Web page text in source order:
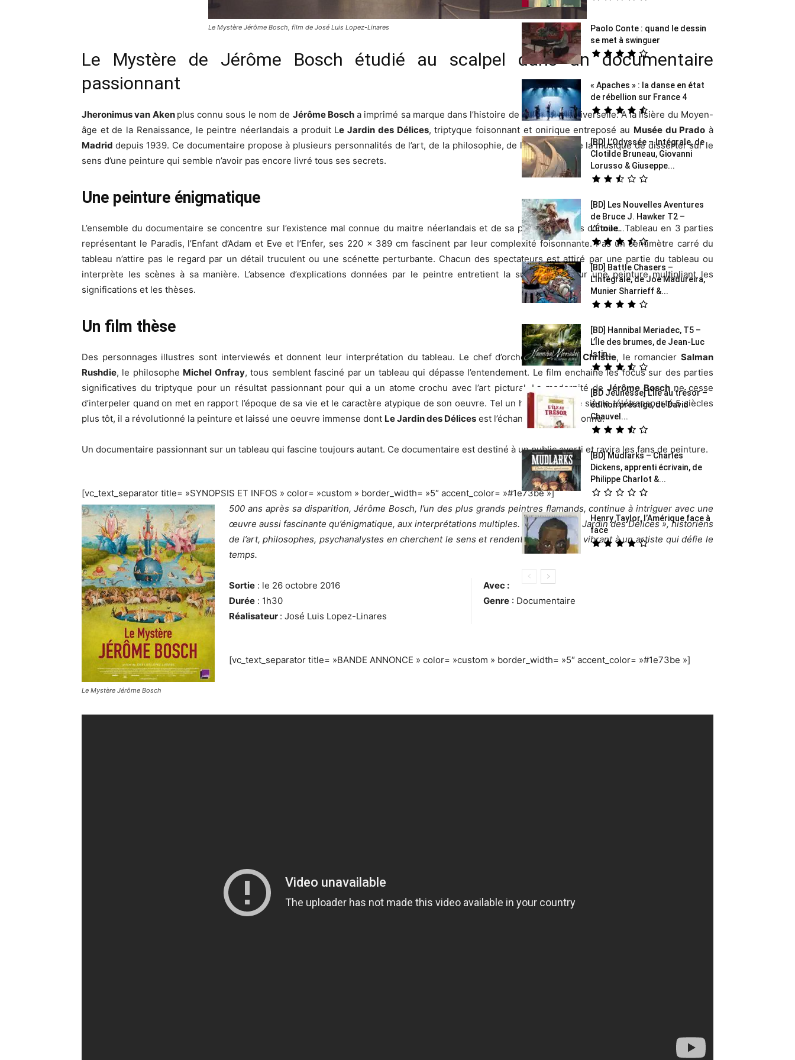
Le Mystère Jérôme Bosch, film de José Luis Lopez-Linares
Le Mystère de Jérôme Bosch étudié au scalpel dans un documentaire
passionnant
Jheronimus van Aken plus connu sous le nom de Jérôme Boscha imprimé sa marque dans l’histoire de la peinture universelle. A la lisière du Moyen-
âge et de la Renaissance, le peintre néerlandais a produit Le Jardin des Délices, triptyque foisonnant et onirique entreposé au Musée du Prado à
Madrid depuis 1939. Ce documentaire propose à plusieurs personnalités de l’art, de la philosophie, de l’histoire ou de la musique de disserter sur le
sens d’une peinture qui semble n’avoir pas encore livré tous ses secrets.
Une peinture énigmatique
L’ensemble du documentaire se concentre sur l’existence mal connue du maitre néerlandais et de sa peinture la plus connue. Tableau en 3 parties
représentant le Paradis, l’Enfant d’Adam et Eve et l’Enfer, ses 220 x 389 cm fascinent par leur complexité foisonnante. Pas un centimètre carré du
tableau n’attire pas le regard par un détail truculent ou une scénette perturbante. Chacun des spectateurs est attiré par une partie du tableau ou
interprète les scènes à sa manière. L’absence d’explications données par le peintre entretient la subjectivité pour une peinture multipliant les
significations et les thèses.
Un film thèse
Des personnages illustres sont interviewés et donnent leur interprétation du tableau. Le chef d’orchestreWilliam Christie, le romancierSalman
Rushdie, le philosophe Michel Onfray, tous semblent fasciné par un tableau qui dépasse l’entendement. Le film enchaine les focus sur des parties
significatives du triptyque pour un résultat passionnant pour qui a un atome crochu avec l’art pictural. La modernité deJérôme Boschne cesse
d’interpeler quand on met en rapport l’époque de sa vie et le caractère atypique de son oeuvre. Tel un homme du 20e siècle télétransporté 5 siècles
plus tôt, il a révolutionné la peinture et laissé une oeuvre immense dont Le Jardin des Délices est l’échantillon le plus connu.
Un documentaire passionnant sur un tableau qui fascine toujours autant. Ce documentaire est destiné à un public averti et ravira les fans de peinture.
[vc_text_separator title= »SYNOPSIS ET INFOS » color= »custom » border_width= »5″ accent_color= »#1e73be »]
Le Mystère Jérôme Bosch
500 ans après sa disparition, Jérôme Bosch, l’un des plus grands peintres flamands, continue à intriguer avec une
œuvre aussi fascinante qu’énigmatique, aux interprétations multiples. À travers « Le Jardin des Délices », historiens
de l’art, philosophes, psychanalystes en cherchent le sens et rendent un hommage vibrant à un artiste qui défie le
temps.
Sortie : le 26 octobre 2016
Durée : 1h30
Réalisateur : José Luis Lopez-Linares
Avec :
Genre: Documentaire
[vc_text_separator title= »BANDE ANNONCE » color= »custom » border_width= »5″ accent_color= »#1e73be »]
Paolo Conte : quand le dessin
se met à swinguer
« Apaches » : la danse en état
de rébellion sur France 4
[BD] L’Odyssée – Intégrale, de
Clotilde Bruneau, Giovanni
Lorusso & Giuseppe...
[BD] Les Nouvelles Aventures
de Bruce J. Hawker T2 –
L’Étoile...
[BD] Battle Chasers –
L’Intégrale, de Joe Madureira,
Munier Sharrieff &...
[BD] Hannibal Meriadec, T5 –
L’Île des brumes, de Jean-Luc
Istin...
[BD Jeunesse] L’Île au trésor –
édition prestige, de David
Chauvel...
[BD] Mudlarks – Charles
Dickens, apprenti écrivain, de
Philippe Charlot &...
Henry Taylor, l’Amérique face à
face